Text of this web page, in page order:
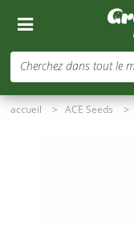
Cherchez dans tout le
accueil > ACE Seeds >